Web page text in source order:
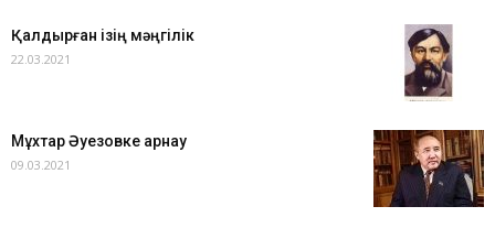
Қалдырған ізің мәңгілік
22.03.2021
Мұхтар Әуезовке арнау
09.03.2021